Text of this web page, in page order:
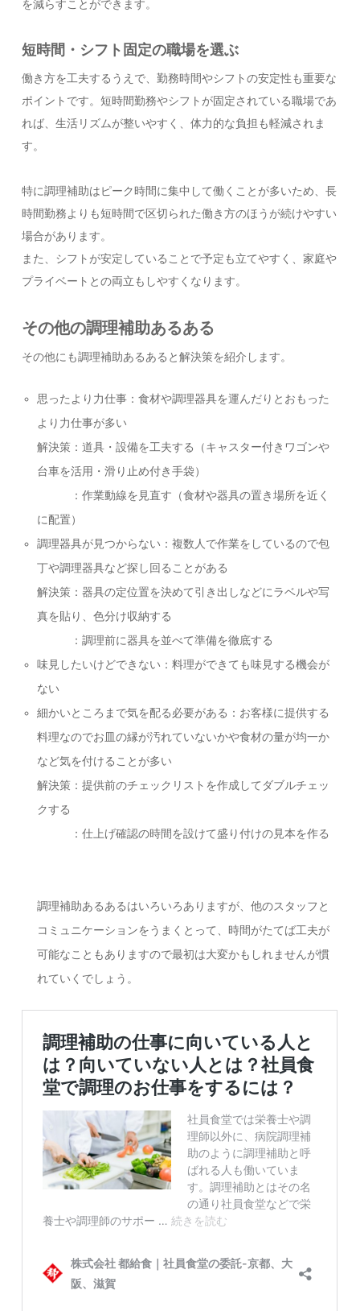
を減らすことができます。
短時間・シフト固定の職場を選ぶ
働き方を工夫するうえで、勤務時間やシフトの安定性も重要な
ポイントです。短時間勤務やシフトが固定されている職場であ
れば、生活リズムが整いやすく、体力的な負担も軽減されま
す。
特に調理補助はピーク時間に集中して働くことが多いため、長
時間勤務よりも短時間で区切られた働き方のほうが続けやすい
場合があります。
また、シフトが安定していることで予定も立てやすく、家庭や
プライベートとの両立もしやすくなります。
その他の調理補助あるある
その他にも調理補助あるあると解決策を紹介します。
思ったより力仕事：食材や調理器具を運んだりとおもった
より力仕事が多い
解決策：道具・設備を工夫する（キャスター付きワゴンや
台車を活用・滑り止め付き手袋）
：作業動線を見直す（食材や器具の置き場所を近く
に配置）
調理器具が見つからない：複数人で作業をしているので包
丁や調理器具など探し回ることがある
解決策：器具の定位置を決めて引き出しなどにラベルや写
真を貼り、色分け収納する
：調理前に器具を並べて準備を徹底する
味見したいけどできない：料理ができても味見する機会が
ない
細かいところまで気を配る必要がある：お客様に提供する
料理なのでお皿の縁が汚れていないかや食材の量が均一か
など気を付けることが多い
解決策：提供前のチェックリストを作成してダブルチェッ
クする
：仕上げ確認の時間を設けて盛り付けの見本を作る
調理補助あるあるはいろいろありますが、他のスタッフと
コミュニケーションをうまくとって、時間がたてば工夫が
可能なこともありますので最初は大変かもしれませんが慣
れていくでしょう。